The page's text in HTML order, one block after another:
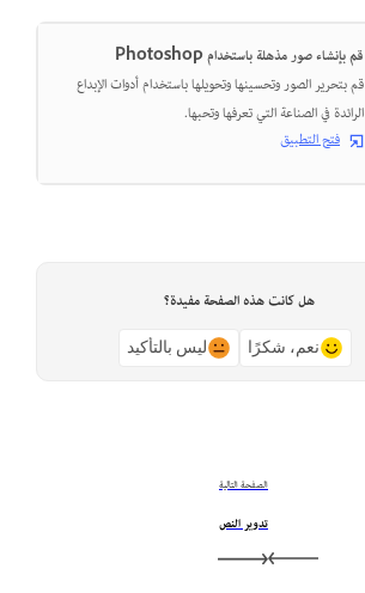
قم بإنشاء صور مذهلة باستخدام Photoshop
قم بتحرير الصور وتحسينها وتحويلها باستخدام أدوات الإبداع
الرائدة في الصناعة التي تعرفها وتحبها.
فتح التطبيق
هل كانت هذه الصفحة مفيدة؟
نعم، شكرًا ليس بالتأكيد
الصفحة التالية
تدوير النص